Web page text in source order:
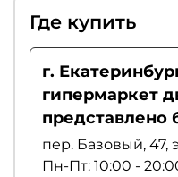
Где купить
г.
гипермаркет
представлено
пер. Базовый, 47,
Пн-Пт: 10:00 -